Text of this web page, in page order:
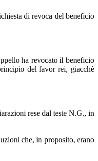
di revoca del beneficio
ha revocato il beneficio
del favor rei, giacchè
rese dal teste N.G., in
che, in proposito, erano